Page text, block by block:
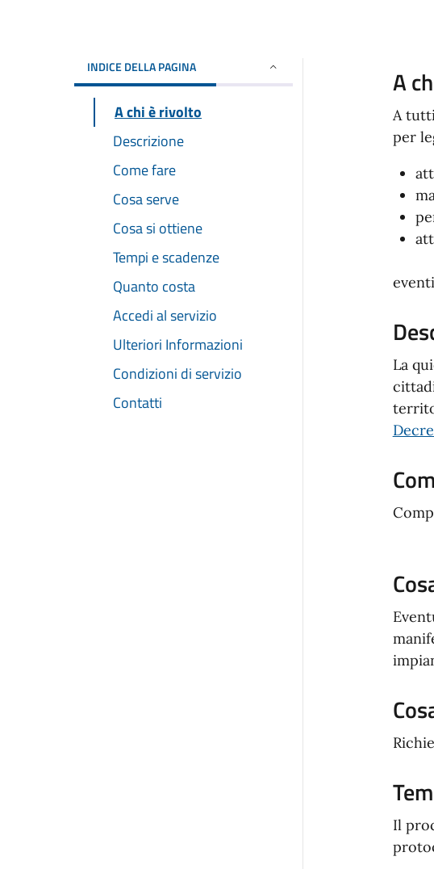
INDICE DELLA PAGINA
A chi è rivolto
Descrizione
Come fare
Cosa serve
Cosa si ottiene
Tempi e scadenze
Quanto costa
Accedi al servizio
Ulteriori Informazioni
Condizioni di servizio
Contatti
A
A
per
La
Il